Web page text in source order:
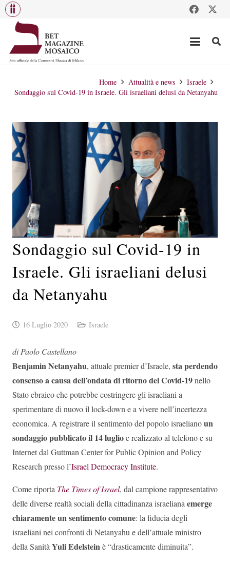
Home Attualità e news
Israele
Sondaggio sul Covid-19 in Israele. Gli israeliani delusi da Netanyahu
Sondaggio sul Covid-19 in
Israele. Gli israeliani delusi
da Netanyahu
16 Luglio 2020 Israele
di Paolo Castellano
Benjamin Netanyahu, attuale premier d’Israele, sta perdendo
consenso a causa dell’ondata di ritorno del Covid-19nello
Stato ebraico che potrebbe costringere gli israeliani a
sperimentare di nuovo il lock-down e a vivere nell’incertezza
economica. A registrare il sentimento del popolo israelianoun
sondaggio pubblicato il 14 luglioe realizzato al telefono e su
Internet dal Guttman Center for Public Opinion and Policy
Research presso l’Israel Democracy Institute.
Come riporta The Times of Israel, dal campione rappresentativo
delle diverse realtà sociali della cittadinanza israelianaemerge
chiaramente un sentimento comune: la fiducia degli
israeliani nei confronti di Netanyahu e dell’attuale ministro
della SanitàYuli Edelsteinè “drasticamente diminuita”.